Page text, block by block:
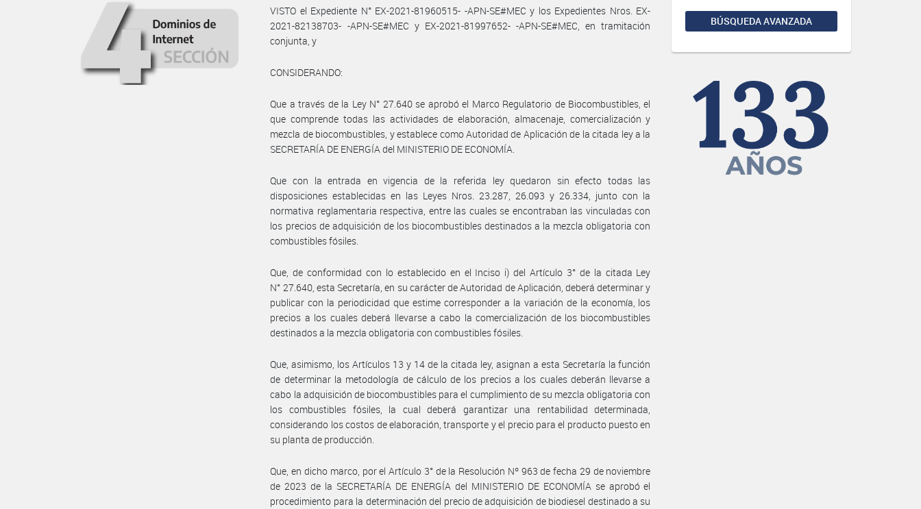
BÚSQUEDA AVANZADA
VISTO el Expediente N° EX-2021-81960515- -APN-SE#MEC y los Expedientes Nros. EX-
2021-82138703- -APN-SE#MEC y EX-2021-81997652- -APN-SE#MEC, en tramitación
conjunta, y
CONSIDERANDO:
Que a través de la Ley N° 27.640 se aprobó el Marco Regulatorio de Biocombustibles, el
que comprende todas las actividades de elaboración, almacenaje, comercialización y
mezcla de biocombustibles, y establece como Autoridad de Aplicación de la citada ley a la
SECRETARÍA DE ENERGÍA del MINISTERIO DE ECONOMÍA.
Que con la entrada en vigencia de la referida ley quedaron sin efecto todas las
disposiciones establecidas en las Leyes Nros. 23.287, 26.093 y 26.334, junto con la
normativa reglamentaria respectiva, entre las cuales se encontraban las vinculadas con
los precios de adquisición de los biocombustibles destinados a la mezcla obligatoria con
combustibles fósiles.
Que, de conformidad con lo establecido en el Inciso i) del Artículo 3° de la citada Ley
N° 27.640, esta Secretaría, en su carácter de Autoridad de Aplicación, deberá determinar y
publicar con la periodicidad que estime corresponder a la variación de la economía, los
precios a los cuales deberá llevarse a cabo la comercialización de los biocombustibles
destinados a la mezcla obligatoria con combustibles fósiles.
Que, asimismo, los Artículos 13 y 14 de la citada ley, asignan a esta Secretaría la función
de determinar la metodología de cálculo de los precios a los cuales deberán llevarse a
cabo la adquisición de biocombustibles para el cumplimiento de su mezcla obligatoria con
los combustibles fósiles, la cual deberá garantizar una rentabilidad determinada,
considerando los costos de elaboración, transporte y el precio para el producto puesto en
su planta de producción.
Que, en dicho marco, por el Artículo 3° de la Resolución Nº 963 de fecha 29 de noviembre
de 2023 de la SECRETARÍA DE ENERGÍA del MINISTERIO DE ECONOMÍA se aprobó el
procedimiento para la determinación del precio de adquisición de biodiesel destinado a su